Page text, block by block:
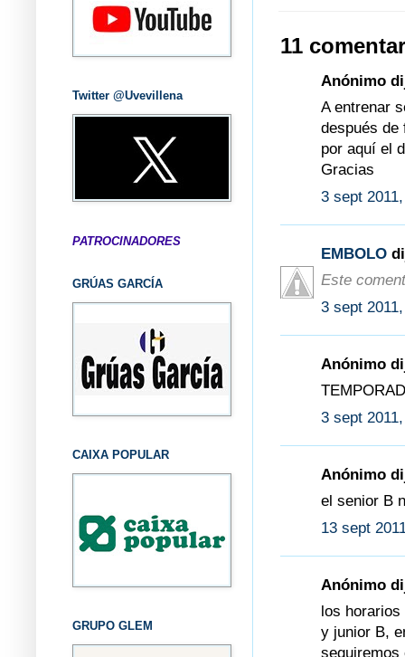
11
Anónimo
A entrenar
después de
por aquí el
Gracias
3 sept
EMBOLO
Este
3 sept
Anónimo
3 sept
Anónimo
el senior B
13 sept
Anónimo
los
y junior B,
seguiremos
Twitter @Uvevillena
PATROCINADORES
GRÚAS GARCÍA
CAIXA POPULAR
GRUPO GLEM